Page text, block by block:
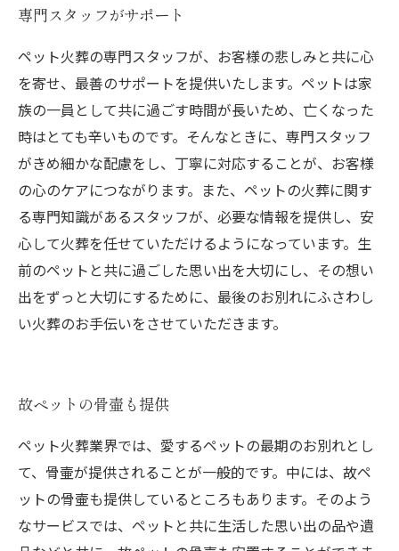
専門スタッフがサポート
ペット火葬の専門スタッフが、お客様の悲しみと共に心
を寄せ、最善のサポートを提供いたします。ペットは家
族の一員として共に過ごす時間が長いため、亡くなった
時はとても辛いものです。そんなときに、専門スタッフ
がきめ細かな配慮をし、丁寧に対応することが、お客様
の心のケアにつながります。また、ペットの火葬に関す
る専門知識があるスタッフが、必要な情報を提供し、安
心して火葬を任せていただけるようになっています。生
前のペットと共に過ごした思い出を大切にし、その想い
出をずっと大切にするために、最後のお別れにふさわし
い火葬のお手伝いをさせていただきます。
故ペットの骨壷も提供
ペット火葬業界では、愛するペットの最期のお別れとし
て、骨壷が提供されることが一般的です。中には、故ペ
ットの骨壷も提供しているところもあります。そのよう
なサービスでは、ペットと共に生活した思い出の品や遺